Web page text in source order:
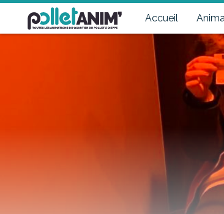
Accueil
Pollet Anim'
Toutes les animations du quartier du Pollet à Dieppe